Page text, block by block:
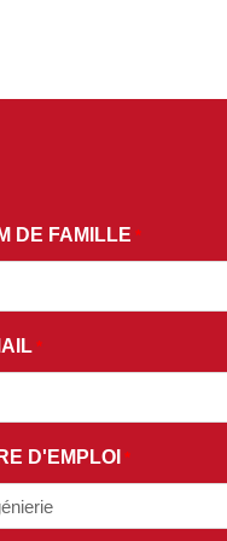
DE FAMILLE *
*
D'EMPLOI *